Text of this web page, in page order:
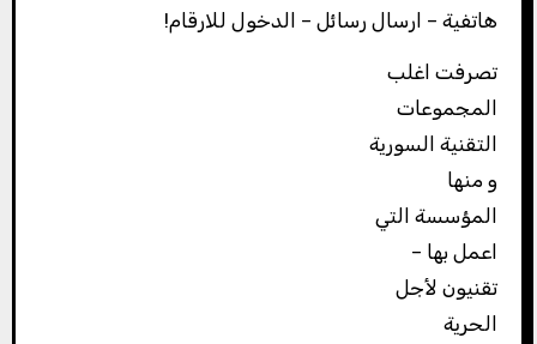
هاتفية – ارسال رسائل – الدخول للارقام!
تصرفت اغلب
المجموعات
التقنية السورية
و منها
المؤسسة التي
اعمل بها –
تقنيون لأجل
الحرية